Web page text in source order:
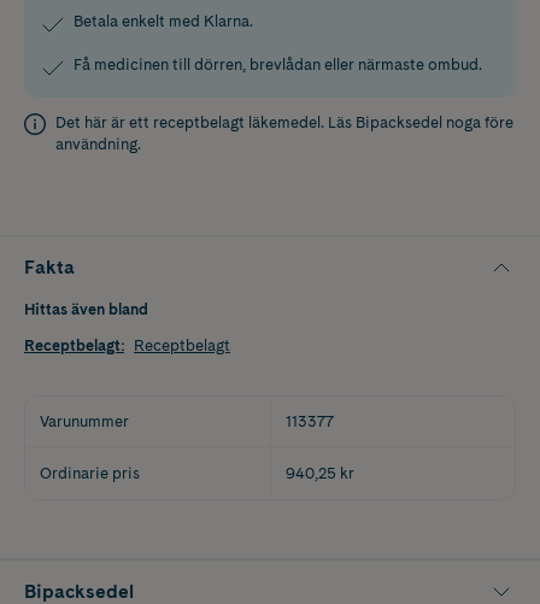
Betala enkelt med Klarna.
Få medicinen till dörren, brevlådan eller närmaste ombud.
Det här är ett receptbelagt läkemedel. Läs Bipacksedel noga före
användning.
Fakta
Hittas även bland
Receptbelagt: Receptbelagt
Varunummer 113377
Ordinarie pris 940,25 kr
Bipacksedel